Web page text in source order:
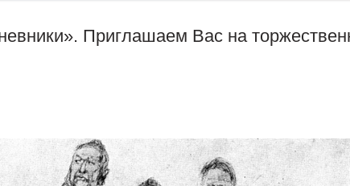
Приглашаем Вас на